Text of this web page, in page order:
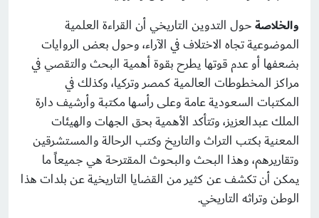
والخلاصةحول التدوين التاريخي أن القراءة العلمية
الموضوعية تجاه الاختلاف في الآراء، وحول بعض الروايات
بضعفها أو عدم قوتها يطرح بقوة أهمية البحث والتقصي في
مراكز المخطوطات العالمية كمصر وتركيا، وكذلك في
المكتبات السعودية عامة وعلى رأسها مكتبة وأرشيف دارة
الملك عبدالعزيز، وتتأكد الأهمية بحق الجهات والهيئات
المعنية بكتب التراث والتاريخ وكتب الرحالة والمستشرقين
وتقاريرهم، وهذا البحث والبحوث المقترحة هي جميعاً ما
يمكن أن تكشف عن كثير من القضايا التاريخية عن بلدات هذا
الوطن وتراثه التاريخي.